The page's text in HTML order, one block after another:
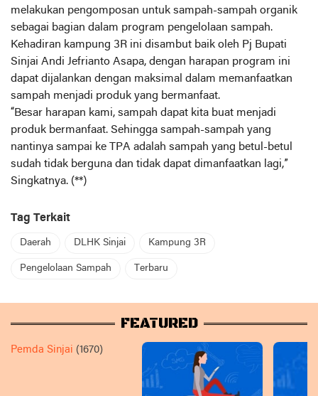
melakukan pengomposan untuk sampah-sampah organik
sebagai bagian dalam program pengelolaan sampah.
Kehadiran kampung 3R ini disambut baik oleh Pj Bupati
Sinjai Andi Jefrianto Asapa, dengan harapan program ini
dapat dijalankan dengan maksimal dalam memanfaatkan
sampah menjadi produk yang bermanfaat.
“Besar harapan kami, sampah dapat kita buat menjadi
produk bermanfaat. Sehingga sampah-sampah yang
nantinya sampai ke TPA adalah sampah yang betul-betul
sudah tidak berguna dan tidak dapat dimanfaatkan lagi,”
Singkatnya. (**)
Tag Terkait
Daerah DLHK Sinjai Kampung 3R
Pengelolaan Sampah Terbaru
FEATURED
Pemda Sinjai (1670)